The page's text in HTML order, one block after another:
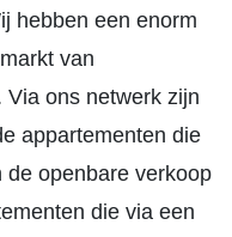
hebben een enorm
van
ons netwerk zijn
appartementen die
openbare verkoop
die via een